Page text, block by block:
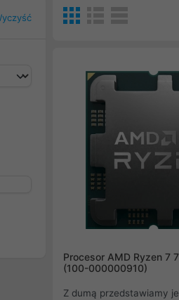
Procesor AMD Ryzen 7
(100-000000910)
Z dumą przedstawiamy